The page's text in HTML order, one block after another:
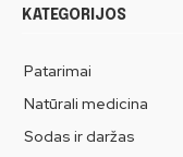
KATEGORIJOS
Patarimai
Natūrali medicina
Sodas ir daržas